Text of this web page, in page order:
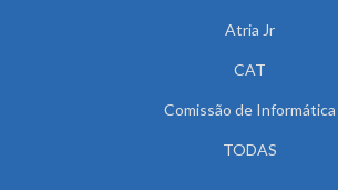
Atria Jr
CAT
Comissão de Informática
TODAS